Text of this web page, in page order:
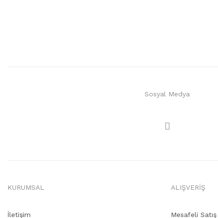
Sosyal Medya
KURUMSAL
İletişim
ALIŞVERİŞ
Mesafeli